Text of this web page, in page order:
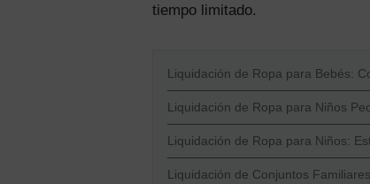
tiempo limitado.
Liquidación de Ropa para Bebés:
Liquidación de Ropa para Niños
Liquidación de Ropa para Niños:
Liquidación de Conjuntos